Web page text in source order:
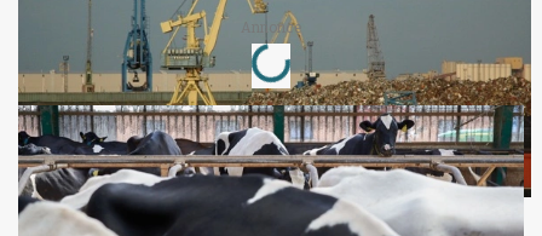
Annonce
Loading...